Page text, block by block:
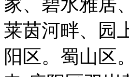
莱茵河畔、园
阳区。蜀山区